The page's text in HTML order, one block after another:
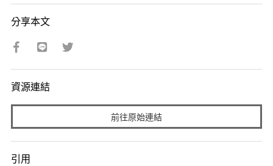
分享本文
資源連結
前往原始連結
引用